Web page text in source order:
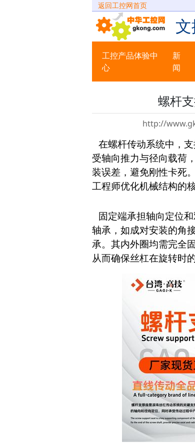
返回工控网首页
工控产品体验中
心
新
闻
螺杆
http://
在螺杆传动系统中，
受轴向推力与径向载荷
装误差，避免刚性卡死
工程师优化机械结构的
固定端承担轴向定位
轴承，如成对安装的角
承。其内外圈均需完全
从而确保丝杠在旋转时